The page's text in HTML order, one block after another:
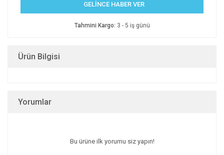
GELİNCE HABER VER
Tahmini Kargo: 3 - 5 iş günü
Ürün Bilgisi
Yorumlar
Bu ürüne ilk yorumu siz yapın!